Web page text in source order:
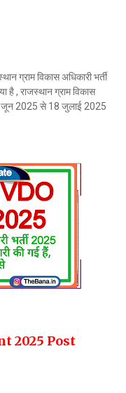
विकास अधिकारी भर्ती
है , राजस्थान ग्राम विकास
जून 2025 से 18 जुलाई 2025
2025 Post